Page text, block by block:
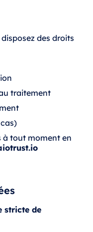
des droits
traitement
à tout moment en
stricte de